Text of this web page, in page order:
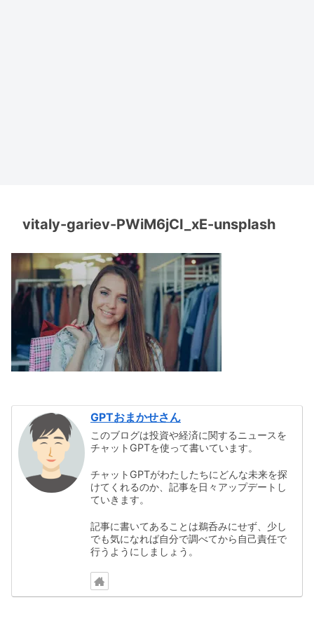
vitaly-gariev-PWiM6jCI_xE-unsplash
GPTおまかせさん
このブログは投資や経済に関するニュースを
チャットGPTを使って書いています。
チャットGPTがわたしたちにどんな未来を探
けてくれるのか、記事を日々アップデートし
ていきます。
記事に書いてあることは鵜呑みにせず、少し
でも気になれば自分で調べてから自己責任で
行うようにしましょう。